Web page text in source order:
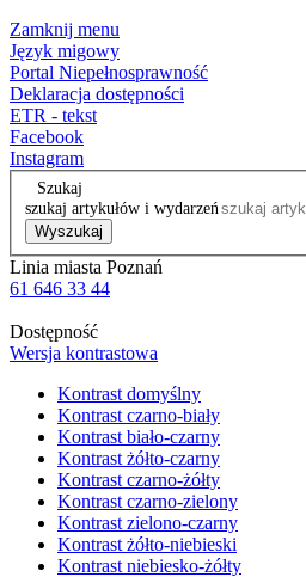
Zamknij menu
Język migowy
Portal Niepełnosprawność
Deklaracja dostępności
ETR - tekst
Facebook
Instagram
Szukaj
szukaj artykułów i wydarzeń
Wyszukaj
Linia miasta Poznań
61 646 33 44
Dostępność
Wersja kontrastowa
Kontrast domyślny
Kontrast czarno-biały
Kontrast biało-czarny
Kontrast żółto-czarny
Kontrast czarno-żółty
Kontrast czarno-zielony
Kontrast zielono-czarny
Kontrast żółto-niebieski
Kontrast niebiesko-żółty